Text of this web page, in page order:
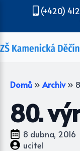
(+420)
Domů » Archiv »
80.
8 dubna, 2016
ucitel